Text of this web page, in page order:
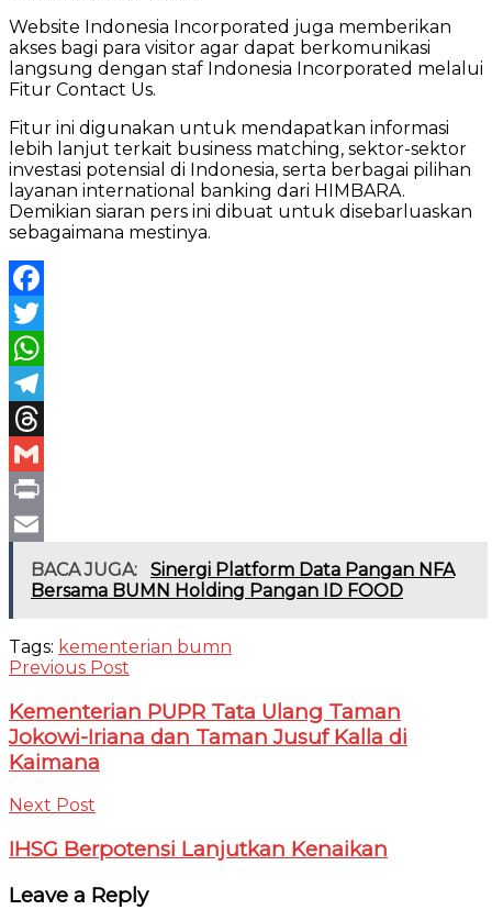
Website Indonesia Incorporated juga memberikan
akses bagi para visitor agar dapat berkomunikasi
langsung dengan staf Indonesia Incorporated melalui
Fitur Contact Us.
Fitur ini digunakan untuk mendapatkan informasi
lebih lanjut terkait business matching, sektor-sektor
investasi potensial di Indonesia, serta berbagai pilihan
layanan international banking dari HIMBARA.
Demikian siaran pers ini dibuat untuk disebarluaskan
sebagaimana mestinya.
Facebook
Twitter
WhatsApp
Telegram
Threads
Gmail
Print
Email
BACA JUGA:
Sinergi Platform Data Pangan NFA
Bersama BUMN Holding Pangan ID FOOD
Tags: kementerian bumn
Previous Post
Kementerian PUPR Tata Ulang Taman
Jokowi-Iriana dan Taman Jusuf Kalla di
Kaimana
Next Post
IHSG Berpotensi Lanjutkan Kenaikan
Leave a Reply